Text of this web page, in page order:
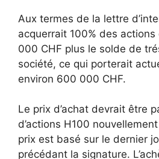
Aux termes de la lettre
acquerrait 100% des
000 CHF plus le solde de
société, ce qui porterait
environ 600 000 CHF.
Le prix d’achat devrait être
d’actions H100
prix est basé sur le dernier
précédant la signature.